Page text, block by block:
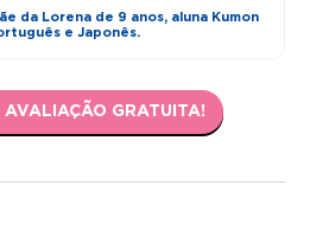
da Lorena de 9 anos, aluna Kumon
e Japonês.
AVALIAÇÃO GRATUITA!